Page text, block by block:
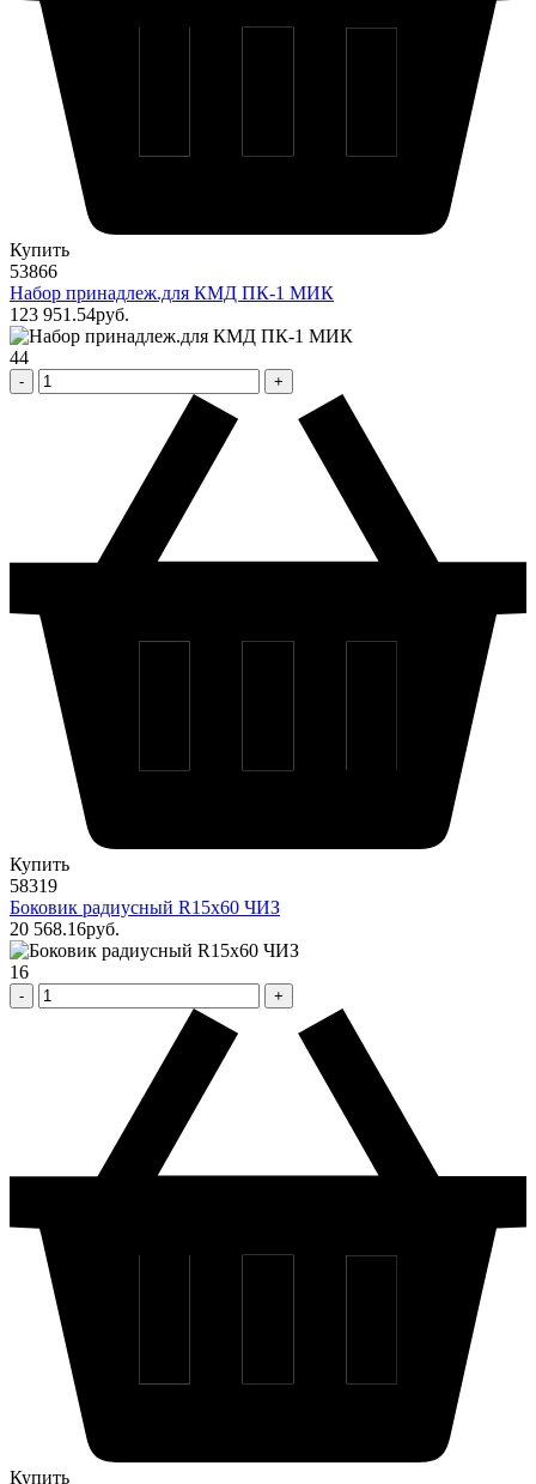
Купить
53866
Набор принадлеж.для КМД ПК-1 МИК
123 951.54pуб.
44
Купить
58319
Боковик радиусный R15х60 ЧИЗ
20 568.16pуб.
16
Купить